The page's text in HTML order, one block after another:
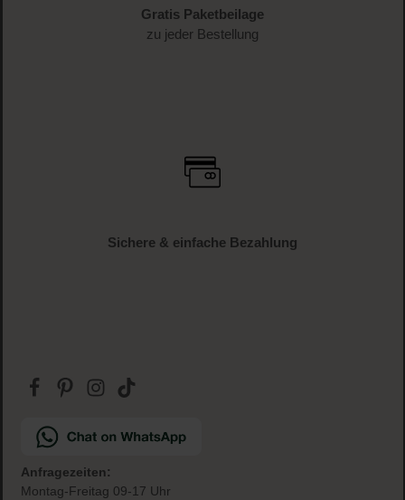
Gratis Paketbeilage
zu jeder Bestellung
Sichere & einfache Bezahlung
Anfragezeiten:
Montag-Freitag 09-17 Uhr